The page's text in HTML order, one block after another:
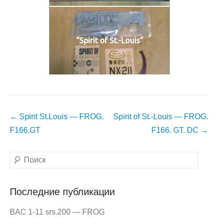
“Spirit of St.-Louis”
Навигация
по
← Spirit St.Louis — FROG.
F166.GT
Spirit of St.-Louis — FROG.
F166. GT. DC →
Поиск
Последние публикации
BAC 1-11 srs.200 — FROG